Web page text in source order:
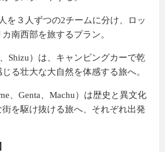
を３人ずつの2チームに分け、ロッ
南西部を旅するプラン。
Shizu）は、キャンピングカーで乾
る壮大な大自然を体感する旅へ。
、Genta、Machu）は歴史と異文化
を駆け抜ける旅へ、それぞれ出発